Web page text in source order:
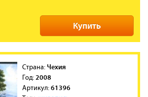
Купить
Cтрана:Чехия
Год: 2008
Артикул:61396